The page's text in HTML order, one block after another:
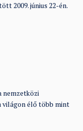
2009. június 22-én.
nemzetközi
világon élő több mint